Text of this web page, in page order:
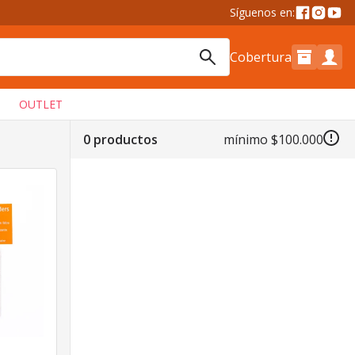
Síguenos en:
Cobertura
OUTLET
0 productos mínimo $100.000